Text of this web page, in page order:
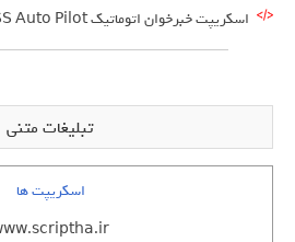
اسکریپت خبرخوان اتوماتیک RSS Auto Pilot نسخه 1.1
تبلیغات متنی
اسکریپت ها